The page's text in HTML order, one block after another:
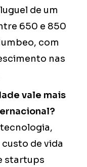
de um
650 e 850
com
nas
vale mais
de vida
startups